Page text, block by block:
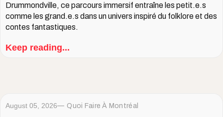
Drummondville, ce parcours immersif entraîne les petit.e.s
comme les grand.e.s dans un univers inspiré du folklore et des
contes fantastiques.
Keep reading...
August 05, 2026 Quoi Faire À Montréal